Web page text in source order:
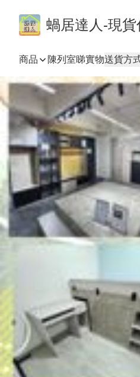
蝸居達人-現
商品 陳列室睇實物送貨方